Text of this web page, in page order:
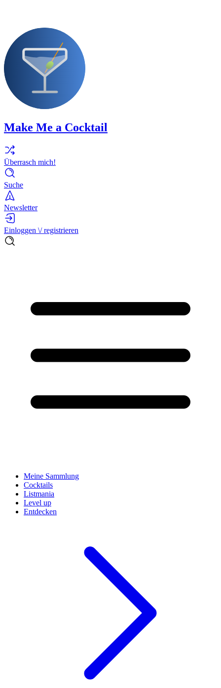
Make Me a Cocktail
Überrasch mich!
Suche
Newsletter
Einloggen \/ registrieren
Meine Sammlung
Cocktails
Listmania
Level up
Entdecken